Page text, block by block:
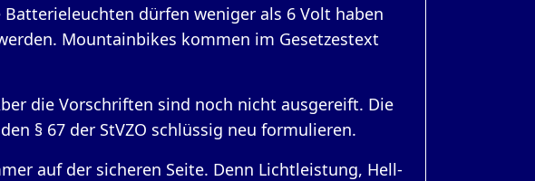
dürfen weniger als 6 Volt haben
Mountainbikes kommen im Gesetzestext
die Vorschriften sind noch nicht ausgereift. Die
§ 67 der StVZO schlüssig neu formulieren.
auf der sicheren Seite. Denn Lichtleistung, Hell-